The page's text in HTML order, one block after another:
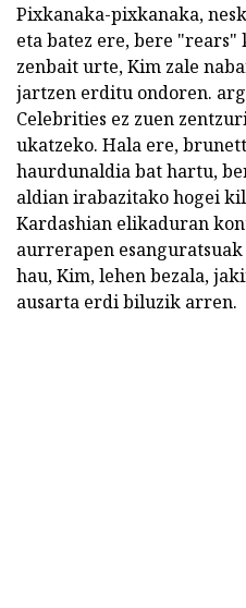
Pixkanaka-pixkanaka,
eta batez ere, bere "rears"
zenbait urte, Kim zale
jartzen erditu ondoren.
Celebrities ez zuen
ukatzeko. Hala ere,
haurdunaldia bat hartu,
aldian irabazitako hogei
Kardashian elikaduran
aurrerapen
hau, Kim, lehen bezala,
ausarta erdi biluzik arren.